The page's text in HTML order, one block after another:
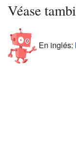
Véase
En inglés: